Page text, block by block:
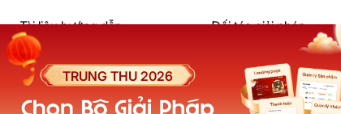
Tài liệu hướng dẫn
Cửa hàng giao diện mẫu
Khoá học
Đối tác giải pháp
Đối tác đào tạo
Affiliate